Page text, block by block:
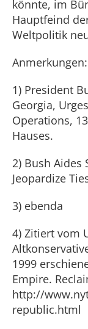
könnte, im
Hauptfeind
Weltpolitik
Anmerkungen:
1) President
Georgia,
Operations,
Hauses.
2) Bush Aides
Jeopardize
3) ebenda
4) Zitiert vom
1999
Empire.
http://
republic.html